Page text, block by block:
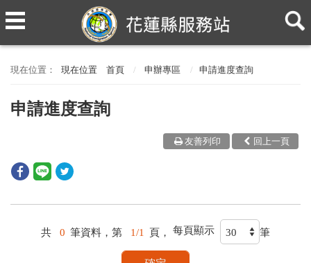
現在位置 首頁 申辦專區 申請進度查詢
申請進度查詢
回上一頁
友善列印
共 0 筆資料，第 1/1 頁， 每頁顯示 筆